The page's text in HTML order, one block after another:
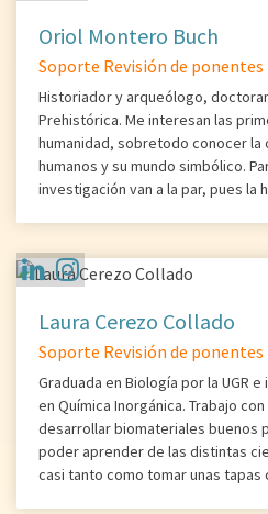
Oriol Montero Buch
Soporte Revisión de ponentes
Historiador y arqueólogo,
Prehistórica. Me interesan las
humanidad, sobretodo conocer la
humanos y su mundo simbólico.
investigación van a la par, pues la
Laura Cerezo Collado
Soporte Revisión de ponentes
Graduada en Biología por la UGR
en Química Inorgánica. Trabajo
desarrollar biomateriales buenos
poder aprender de las distintas
casi tanto como tomar unas tapas